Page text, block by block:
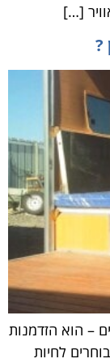
[…]
?
– הוא הזדמנות
לחיות